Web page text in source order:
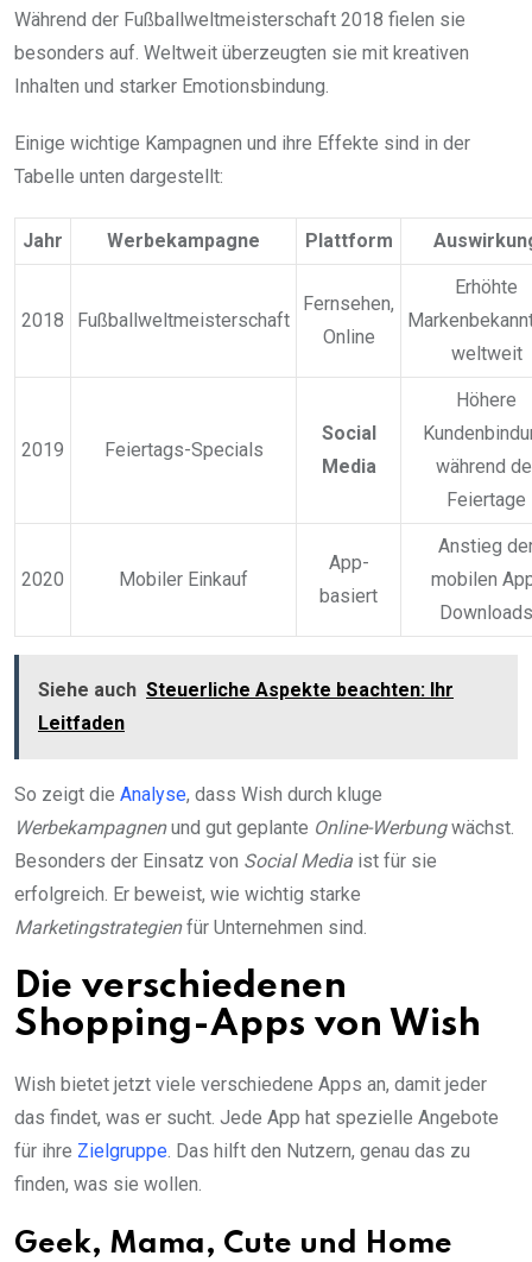
Während der Fußballweltmeisterschaft 2018 fielen sie
besonders auf. Weltweit überzeugten sie mit kreativen
Inhalten und starker Emotionsbindung.
Einige wichtige Kampagnen und ihre Effekte sind in der
Tabelle unten dargestellt:
Jahr Werbekampagne Plattform
2018 Fußballweltmeisterschaft
Fernsehen,
Online
Erhöhte
weltweit
2019 Feiertags-Specials
Social
Media
Höhere
während
Feiertage
2020 Mobiler Einkauf
App-
basiert
Anstieg
mobilen
Downloads
Siehe auch Steuerliche Aspekte beachten: Ihr
Leitfaden
So zeigt die Analyse, dass Wish durch kluge
Werbekampagnenund gut geplante Online-Werbungwächst.
Besonders der Einsatz von Social Media ist für sie
erfolgreich. Er beweist, wie wichtig starke
Marketingstrategienfür Unternehmen sind.
Die verschiedenen
Shopping-Apps von Wish
Wish bietet jetzt viele verschiedene Apps an, damit jeder
das findet, was er sucht. Jede App hat spezielle Angebote
für ihre Zielgruppe. Das hilft den Nutzern, genau das zu
finden, was sie wollen.
Geek, Mama, Cute und Home